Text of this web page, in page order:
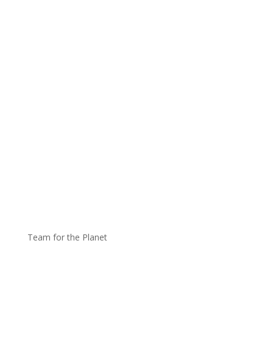
Team for the Planet